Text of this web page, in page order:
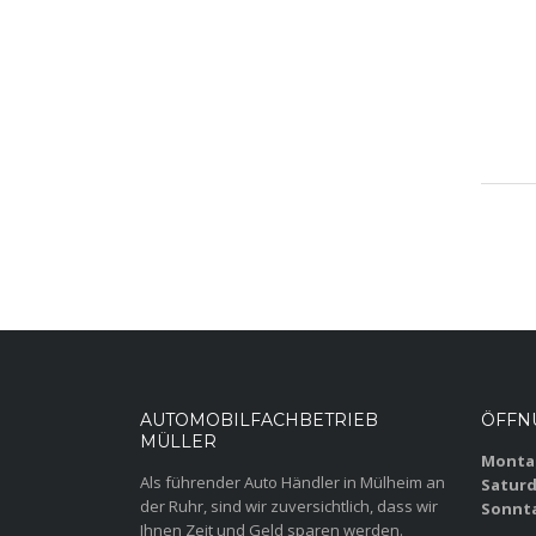
AUTOMOBILFACHBETRIEB
MÜLLER
Als führender Auto Händler in Mülheim an
der Ruhr, sind wir zuversichtlich, dass wir
Ihnen Zeit und Geld sparen werden.